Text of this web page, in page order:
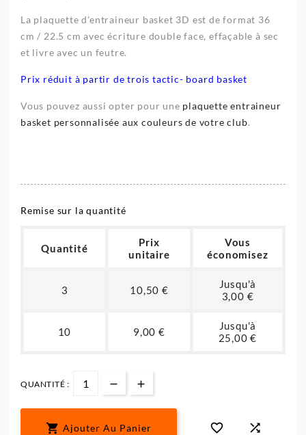
La plaquette d'entraineur basket 3D est de format 36
cm / 22.5 cm avec écriture double face, effaçable à sec
et livre avec un feutre.
Prix réduit à partir de trois tactic- board basket
Vous pouvez aussi opter pour une plaquette entraineur
basket personnalisée aux couleurs de votre club.
Remise sur la quantité
Quantité
Prix
unitaire
Vous
économisez
3 10,50 €
Jusqu'à
3,00 €
10 9,00 €
Jusqu'à
25,00 €
QUANTITÉ :
 Ajouter Au Panier  